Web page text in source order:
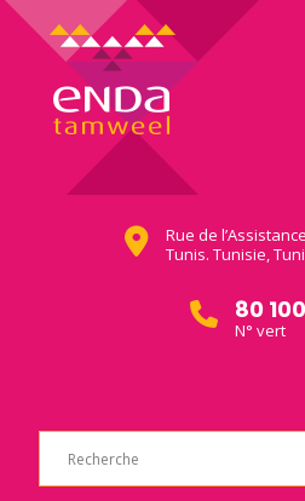
Rue de
Tunis. Tunisie,
80
N° vert